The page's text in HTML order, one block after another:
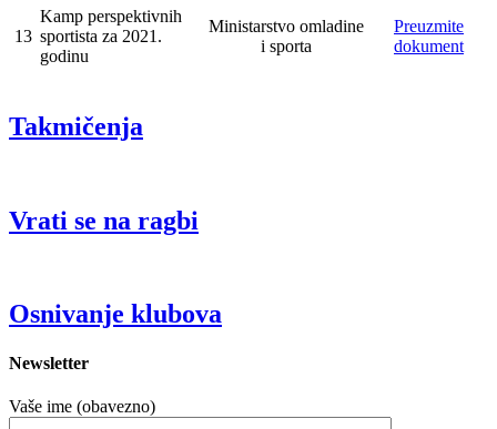
13
Kamp perspektivnih
sportista za 2021.
godinu
Ministarstvo omladine
i sporta
Preuzmite
dokument
Takmičenja
Vrati se na ragbi
Osnivanje klubova
Newsletter
Vaše ime (obavezno)